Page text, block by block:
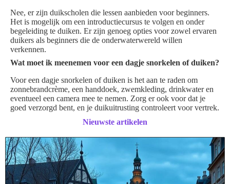
Nee, er zijn duikscholen die lessen aanbieden voor beginners.
Het is mogelijk om een introductiecursus te volgen en onder
begeleiding te duiken. Er zijn genoeg opties voor zowel ervaren
duikers als beginners die de onderwaterwereld willen
verkennen.
Wat moet ik meenemen voor een dagje snorkelen of duiken?
Voor een dagje snorkelen of duiken is het aan te raden om
zonnebrandcrème, een handdoek, zwemkleding, drinkwater en
eventueel een camera mee te nemen. Zorg er ook voor dat je
goed verzorgd bent, en je duikuitrusting controleert voor vertrek.
Nieuwste artikelen